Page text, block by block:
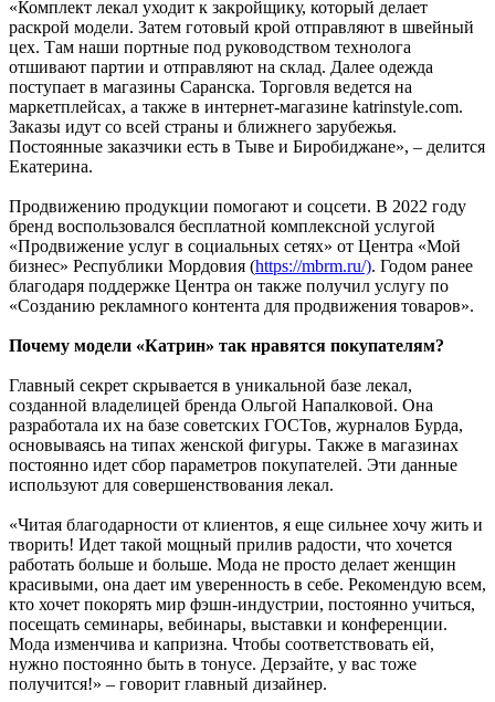
«Комплект лекал уходит к закройщику, который делает
раскрой модели. Затем готовый крой отправляют в швейный
цех. Там наши портные под руководством технолога
отшивают партии и отправляют на склад. Далее одежда
поступает в магазины Саранска. Торговля ведется на
маркетплейсах, а также в интернет-магазине katrinstyle.com.
Заказы идут со всей страны и ближнего зарубежья.
Постоянные заказчики есть в Тыве и Биробиджане», – делится
Екатерина.
Продвижению продукции помогают и соцсети. В 2022 году
бренд воспользовался бесплатной комплексной услугой
«Продвижение услуг в социальных сетях» от Центра «Мой
бизнес» Республики Мордовия (https://mbrm.ru/). Годом ранее
благодаря поддержке Центра он также получил услугу по
«Созданию рекламного контента для продвижения товаров».
Почему модели «Катрин» так нравятся покупателям?
Главный секрет скрывается в уникальной базе лекал,
созданной владелицей бренда Ольгой Напалковой. Она
разработала их на базе советских ГОСТов, журналов Бурда,
основываясь на типах женской фигуры. Также в магазинах
постоянно идет сбор параметров покупателей. Эти данные
используют для совершенствования лекал.
«Читая благодарности от клиентов, я еще сильнее хочу жить и
творить! Идет такой мощный прилив радости, что хочется
работать больше и больше. Мода не просто делает женщин
красивыми, она дает им уверенность в себе. Рекомендую всем,
кто хочет покорять мир фэшн-индустрии, постоянно учиться,
посещать семинары, вебинары, выставки и конференции.
Мода изменчива и капризна. Чтобы соответствовать ей,
нужно постоянно быть в тонусе. Дерзайте, у вас тоже
получится!» – говорит главный дизайнер.